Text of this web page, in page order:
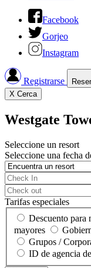
Facebook
Gorjeo
Instagram
Registrarse
X Cerca
Westgate
Seleccione un resort
Seleccione una fecha
Tarifas especiales
Descuento
mayores
Grupos /
ID de agencia